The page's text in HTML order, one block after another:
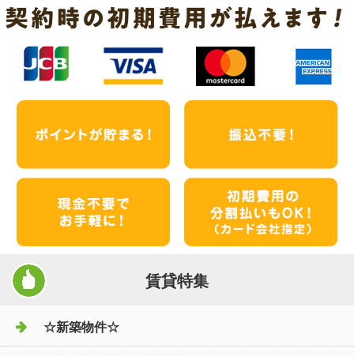
賃貸特集
☆新築物件☆